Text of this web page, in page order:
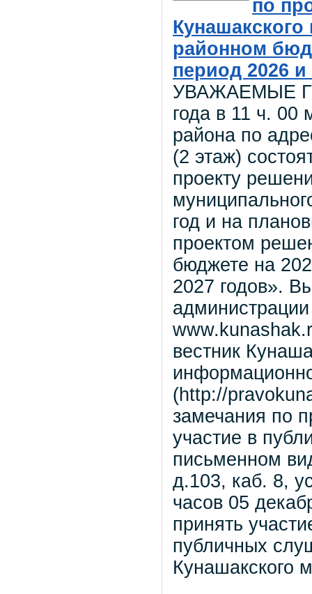
по
районном
период 2026 и
УВАЖАЕМЫЕ
года в 11 ч. 00
района по
(2 этаж)
проекту
год и на
проектом
бюджете на
2027 годов».
вестник
(http://
замечания по
участие в
письменном
д.103, каб. 8,
часов 05
принять
публичных
Кунашакского